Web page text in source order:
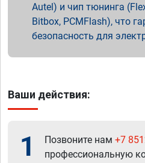
Autel) и чип тюнинга
Bitbox, PCMFlash), что
безопасность для
Ваши действия:
1 Позвоните нам +7
профессиональную